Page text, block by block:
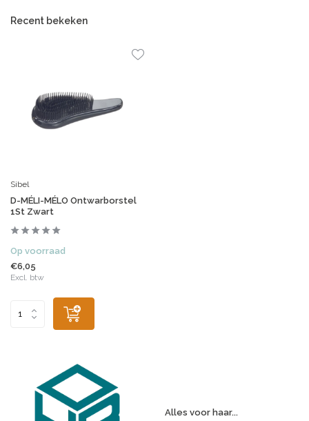
Recent bekeken
Sibel
D-MÉLI-MÉLO Ontwarborstel
1St Zwart
Op voorraad
€6,05
Excl. btw
Alles voor haar...